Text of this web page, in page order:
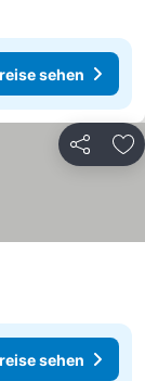
sehen
Teilen
sehen